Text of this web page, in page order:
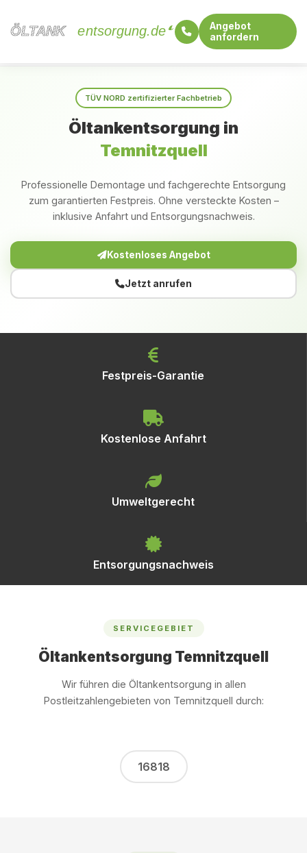
ÖLTANK
ÖLTANK entsorgung.de
Angebot
anfordern
TÜV NORD zertifizierter Fachbetrieb
Öltankentsorgung in
Temnitzquell
Professionelle Demontage und fachgerechte Entsorgung
zum garantierten Festpreis. Ohne versteckte Kosten –
inklusive Anfahrt und Entsorgungsnachweis.
Kostenloses Angebot
Jetzt anrufen
Festpreis-Garantie
Kostenlose Anfahrt
Umweltgerecht
Entsorgungsnachweis
SERVICEGEBIET
Öltankentsorgung Temnitzquell
Wir führen die Öltankentsorgung in allen
Postleitzahlengebieten von Temnitzquell durch:
16818